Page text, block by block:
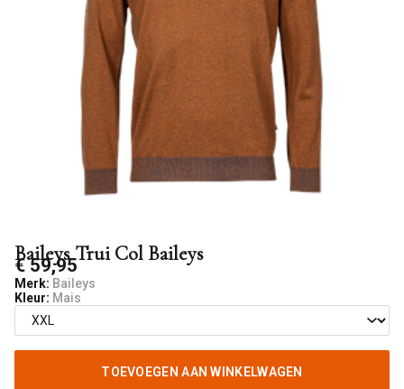
Baileys Trui Col Baileys
€ 59,95
Merk: Baileys
Kleur: Mais
TOEVOEGEN AAN WINKELWAGEN